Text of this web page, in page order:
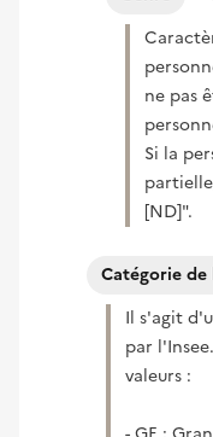
ne pas
Si la
[ND]".
Catégorie
Il s'agit
par
valeurs :